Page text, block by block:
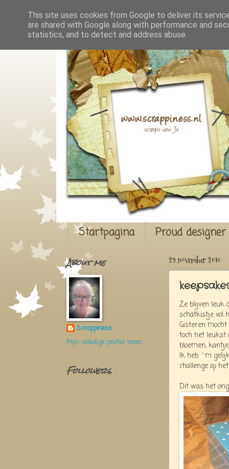
Startpagina Proud
29 november 2010
Ze blijven leuk
schatkistje vol
Gisteren
toch het leukst
bloemen,
Ik heb ´m
challenge op
Dit was het
About me
Scrappiness
Mijn volledige profiel tonen
Followers
This site uses cookies from Google to deliver its
are shared with Google along with performance and
statistics, and to detect and address abuse.